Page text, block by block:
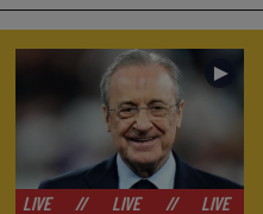
►
LIVE // LIVE // LIVE